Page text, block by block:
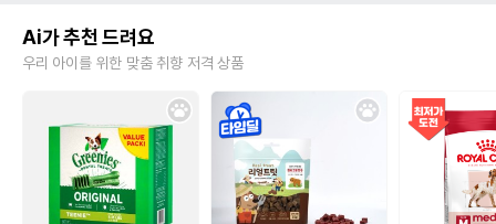
Ai가 추천 드려요
우리 아이를 위한 맞춤 취향 저격 상품